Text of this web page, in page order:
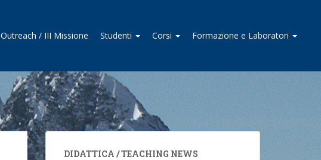
Outreach / III Missione Studenti Corsi Formazione e Laboratori
DIDATTICA / TEACHING NEWS